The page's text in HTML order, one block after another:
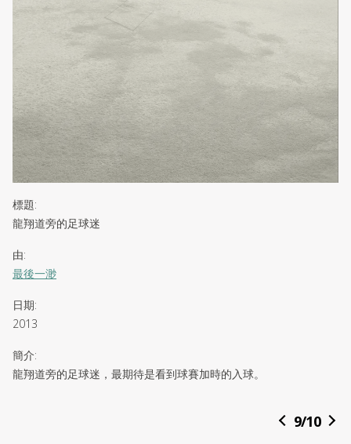
標題:
龍翔道旁的足球迷
由:
最後一渺
日期:
2013
簡介:
龍翔道旁的足球迷，最期待是看到球賽加時的入球。
9/10